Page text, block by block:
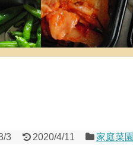
3 2020/4/11 家庭菜園